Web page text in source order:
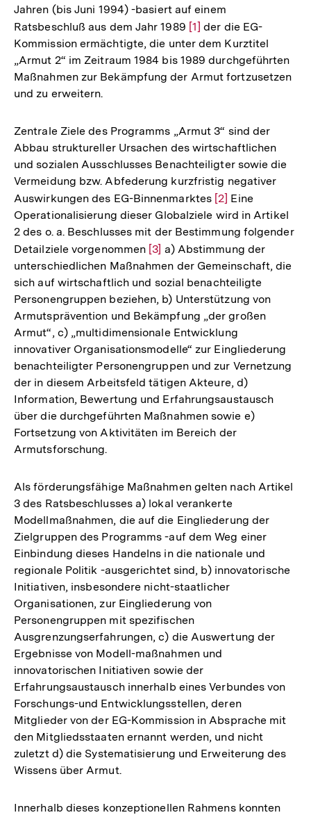
Jahren (bis Juni 1994) -basiert auf einem
Ratsbeschluß aus dem Jahr 1989 Zur
Auflösung
der
Fußnote
[1] der die EG-
Kommission ermächtigte, die unter dem Kurztitel
„Armut 2“ im Zeitraum 1984 bis 1989 durchgeführten
Maßnahmen zur Bekämpfung der Armut fortzusetzen
und zu erweitern.
Zentrale Ziele des Programms „Armut 3“ sind der
Abbau struktureller Ursachen des wirtschaftlichen
und sozialen Ausschlusses Benachteiligter sowie die
Vermeidung bzw. Abfederung kurzfristig negativer
Auswirkungen des EG-Binnenmarktes Zur
Auflösung
der
Fußnote
[2] Eine
Operationalisierung dieser Globalziele wird in Artikel
2 des o. a. Beschlusses mit der Bestimmung folgender
Detailziele vorgenommen Zur
Auflösung
der
Fußnote
[3] a) Abstimmung der
unterschiedlichen Maßnahmen der Gemeinschaft, die
sich auf wirtschaftlich und sozial benachteiligte
Personengruppen beziehen, b) Unterstützung von
Armutsprävention und Bekämpfung „der großen
Armut“, c) „multidimensionale Entwicklung
innovativer Organisationsmodelle“ zur Eingliederung
benachteiligter Personengruppen und zur Vernetzung
der in diesem Arbeitsfeld tätigen Akteure, d)
Information, Bewertung und Erfahrungsaustausch
über die durchgeführten Maßnahmen sowie e)
Fortsetzung von Aktivitäten im Bereich der
Armutsforschung.
Als förderungsfähige Maßnahmen gelten nach Artikel
3 des Ratsbeschlusses a) lokal verankerte
Modellmaßnahmen, die auf die Eingliederung der
Zielgruppen des Programms -auf dem Weg einer
Einbindung dieses Handelns in die nationale und
regionale Politik -ausgerichtet sind, b) innovatorische
Initiativen, insbesondere nicht-staatlicher
Organisationen, zur Eingliederung von
Personengruppen mit spezifischen
Ausgrenzungserfahrungen, c) die Auswertung der
Ergebnisse von Modell-maßnahmen und
innovatorischen Initiativen sowie der
Erfahrungsaustausch innerhalb eines Verbundes von
Forschungs-und Entwicklungsstellen, deren
Mitglieder von der EG-Kommission in Absprache mit
den Mitgliedsstaaten ernannt werden, und nicht
zuletzt d) die Systematisierung und Erweiterung des
Wissens über Armut.
Innerhalb dieses konzeptionellen Rahmens konnten